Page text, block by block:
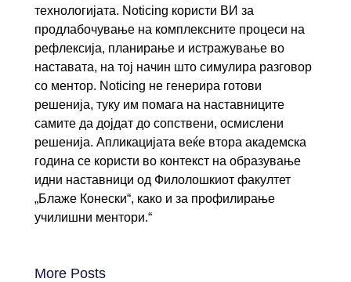
технологијата. Noticing користи ВИ за
продлабочување на комплексните процеси на
рефлексија, планирање и истражување во
наставата, на тој начин што симулира разговор
со ментор. Noticing не генерира готови
решенија, туку им помага на наставниците
самите да дојдат до сопствени, осмислени
решенија. Апликацијата веќе втора академска
година се користи во контекст на образување
идни наставници од Филолошкиот факултет
„Блаже Конески“, како и за профилирање
училишни ментори.“
More Posts